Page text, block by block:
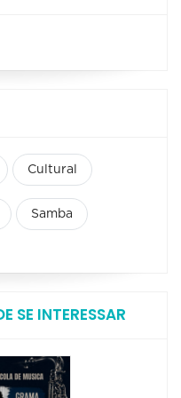
Cultural
Samba
SE INTERESSAR